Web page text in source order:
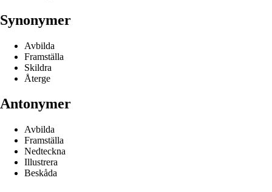
Synonymer
Avbilda
Framställa
Skildra
Återge
Antonymer
Avbilda
Framställa
Nedteckna
Illustrera
Beskåda